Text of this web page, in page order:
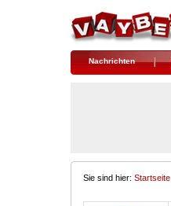
Nachrichten
Sie sind hier: Startseite